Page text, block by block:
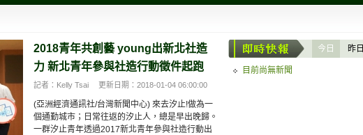
2018青年共創藝 young出新北社造
力 新北青年參與社造行動徵件起跑
記者：Kelly Tsai 更新日期：2018-01-04 06:00:00
(亞洲經濟通訊社/台灣新聞中心) 來去汐止!做為一
個通勤城市；日常往返的汐止人，總是早出晚歸。
一群汐止青年透過2017新北青年參與社造行動出
今日 昨日
目前尚無新聞